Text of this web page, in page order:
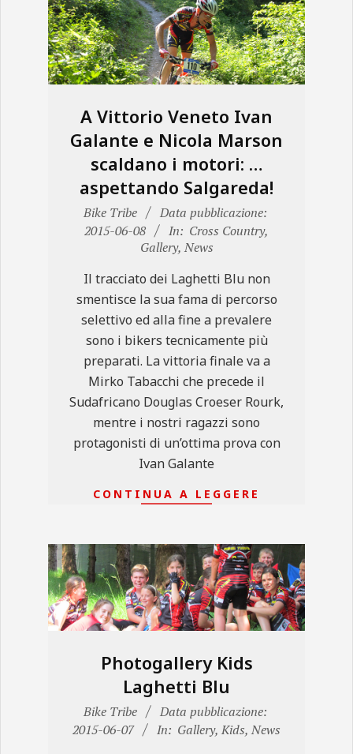
A Vittorio Veneto Ivan
Galante e Nicola Marson
scaldano i motori: …
aspettando Salgareda!
2015-
Bike Tribe
Data pubblicazione:
2015-06-08
In: Cross Country,
Gallery, News
Il tracciato dei Laghetti Blu non
smentisce la sua fama di percorso
selettivo ed alla fine a prevalere
sono i bikers tecnicamente più
preparati. La vittoria finale va a
Mirko Tabacchi che precede il
Sudafricano Douglas Croeser Rourk,
mentre i nostri ragazzi sono
protagonisti di un’ottima prova con
Ivan Galante
CONTINUA A LEGGERE
Photogallery Kids
Laghetti Blu
2015-
06-
Bike Tribe
Data pubblicazione:
2015-06-07
In: Gallery, Kids, News